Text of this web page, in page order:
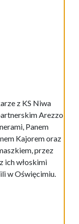
z KS Niwa
Arezzo
Panem
Kajorem oraz
przez
ich włoskimi
w Oświęcimiu.